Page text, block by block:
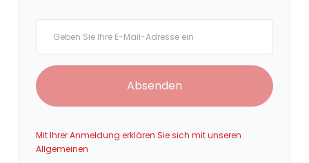
Absenden
Mit Ihrer Anmeldung erklären Sie sich mit unseren
Allgemeinen